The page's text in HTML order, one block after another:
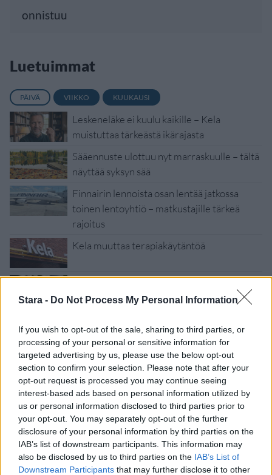
Stara - Do Not Process My Personal Information
If you wish to opt-out of the sale, sharing to third parties, or
processing of your personal or sensitive information for
targeted advertising by us, please use the below opt-out
section to confirm your selection. Please note that after your
opt-out request is processed you may continue seeing
interest-based ads based on personal information utilized by
us or personal information disclosed to third parties prior to
your opt-out. You may separately opt-out of the further
disclosure of your personal information by third parties on the
IAB’s list of downstream participants. This information may
also be disclosed by us to third parties on the IAB’s List of
Downstream Participants that may further disclose it to other
onnistuu
Luetuimmat
PÄIVÄ VIIKKO KUUKAUSI
Leskeneläke ei kuulu kaikille – Kela
muistuttaa tärkeästä ikärajasta
Sääennuste ulottuu nyt marraskuulle – tältä
näyttää syksyn sää
Finnairin lennoista osan lentää jatkossa
toinen lentoyhtiö – matkustajille tärkeä
rajoitus
Kela muuttaa terapiakäytäntöä
Kela voi leikata tukia ulkomaanmatkan
vuoksi